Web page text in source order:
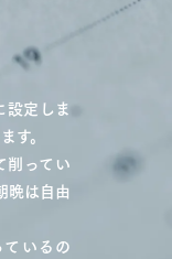
定しま
す。
削ってい
晩は自由
いるの